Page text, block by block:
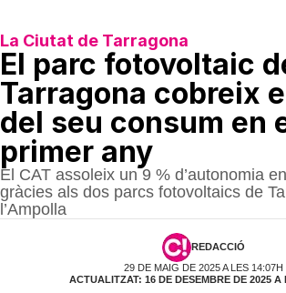
La Ciutat de Tarragona
El parc fotovoltaic
Tarragona cobreix
del seu consum en
primer any
El CAT assoleix un 9 % d’autonomia
gràcies als dos parcs fotovoltaics de
l’Ampolla
REDACCIÓ
29 DE MAIG DE 2025 A LES 14:07H
ACTUALITZAT: 16 DE DESEMBRE DE 2025 A